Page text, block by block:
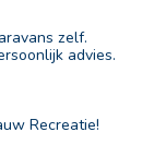
zelf.
advies.
Recreatie!